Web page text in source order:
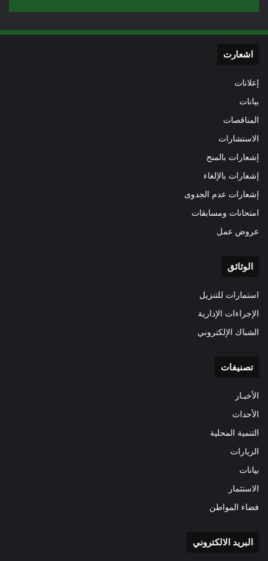
اشعارت
إعلانات
بيانات
المناقصات
الاستشارات
إشعارات بالمنح
إشعارات بالإلغاء
إشعارات عدم الجدوى
امتحانات ومسابقات
عروض عمل
الوثائق
استمارات للتنزيل
الإجراءات الإدارية
الشباك الإلكتروني
تصنيفات
الأخبـار
الأحداث
التنمية المحلية
الزيارات
بيانات
الاستثمار
فضاء المواطن
البريد الالكتروني